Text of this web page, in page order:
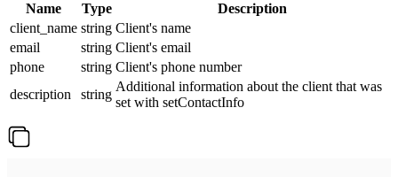
Name Type
Description
client_name string Client's name
email
string Client's email
phone
string Client's phone number
description
string
Additional information about the client that was
set with setContactInfo